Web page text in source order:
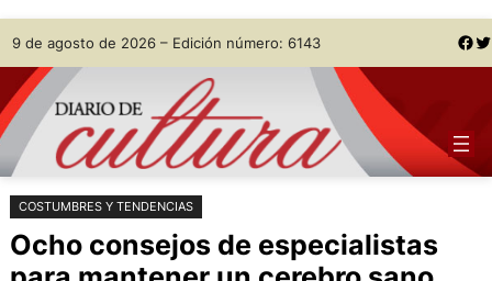
Saltar
al
contenido
Skip
to
content
9 de agosto de 2026 – Edición número: 6143 Facebook Twitter
COSTUMBRES Y TENDENCIAS
Ocho consejos de especialistas